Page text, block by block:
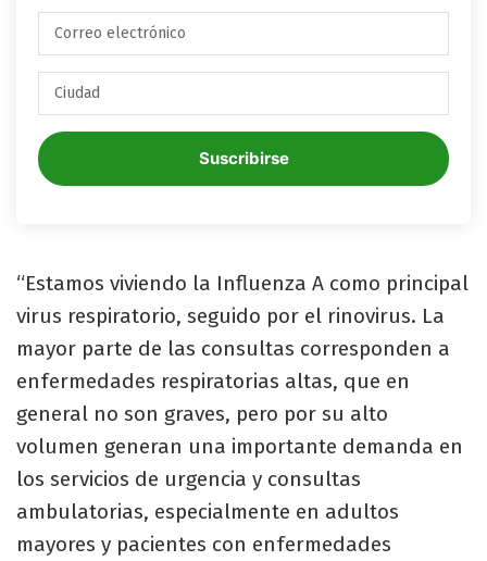
Suscribirse
“Estamos viviendo la Influenza A como principal
virus respiratorio, seguido por el rinovirus. La
mayor parte de las consultas corresponden a
enfermedades respiratorias altas, que en
general no son graves, pero por su alto
volumen generan una importante demanda en
los servicios de urgencia y consultas
ambulatorias, especialmente en adultos
mayores y pacientes con enfermedades